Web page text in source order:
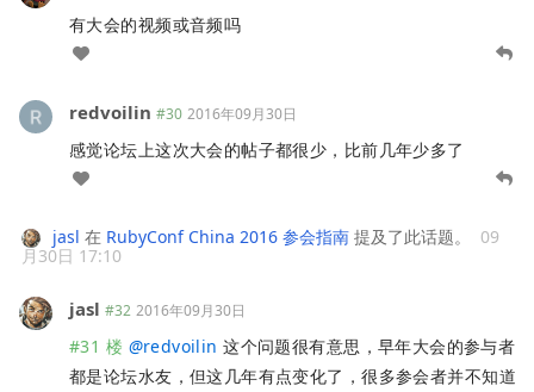
有大会的视频或音频吗
redvoilin #30 2016年09月30日
感觉论坛上这次大会的帖子都很少，比前几年少多了
jasl 在 RubyConf China 2016 参会指南 提及了此话题。
09
月30日 17:10
jasl #32 2016年09月30日
#31 楼 @redvoilin 这个问题很有意思，早年大会的参与者
都是论坛水友，但这几年有点变化了，很多参会者并不知道